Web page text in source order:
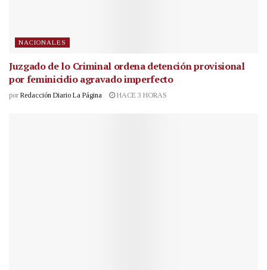
NACIONALES
Juzgado de lo Criminal ordena detención provisional
por feminicidio agravado imperfecto
por Redacción Diario La Página HACE 3 HORAS